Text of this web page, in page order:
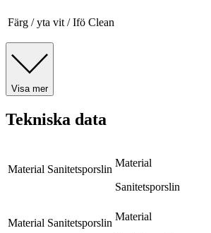
Färg / yta vit / Ifö Clean
Visa mer
Tekniska data
Material Sanitetsporslin
Material
Sanitetsporslin
Material Sanitetsporslin
Material